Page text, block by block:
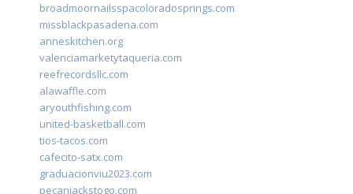
broadmoornailsspacoloradosprings.com
missblackpasadena.com
anneskitchen.org
valenciamarketytaqueria.com
reefrecordsllc.com
alawaffle.com
aryouthfishing.com
united-basketball.com
tios-tacos.com
cafecito-satx.com
graduacionviu2023.com
pecanjackstogo.com